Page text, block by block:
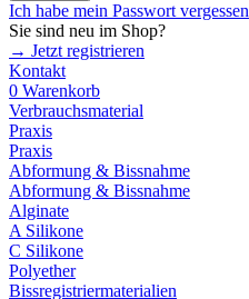
Ich habe mein Passwort vergessen
Sie sind neu im Shop?
→ Jetzt registrieren
Kontakt
0 Warenkorb
Verbrauchsmaterial
Praxis
Praxis
Abformung & Bissnahme
Abformung & Bissnahme
Alginate
A Silikone
C Silikone
Polyether
Bissregistriermaterialien